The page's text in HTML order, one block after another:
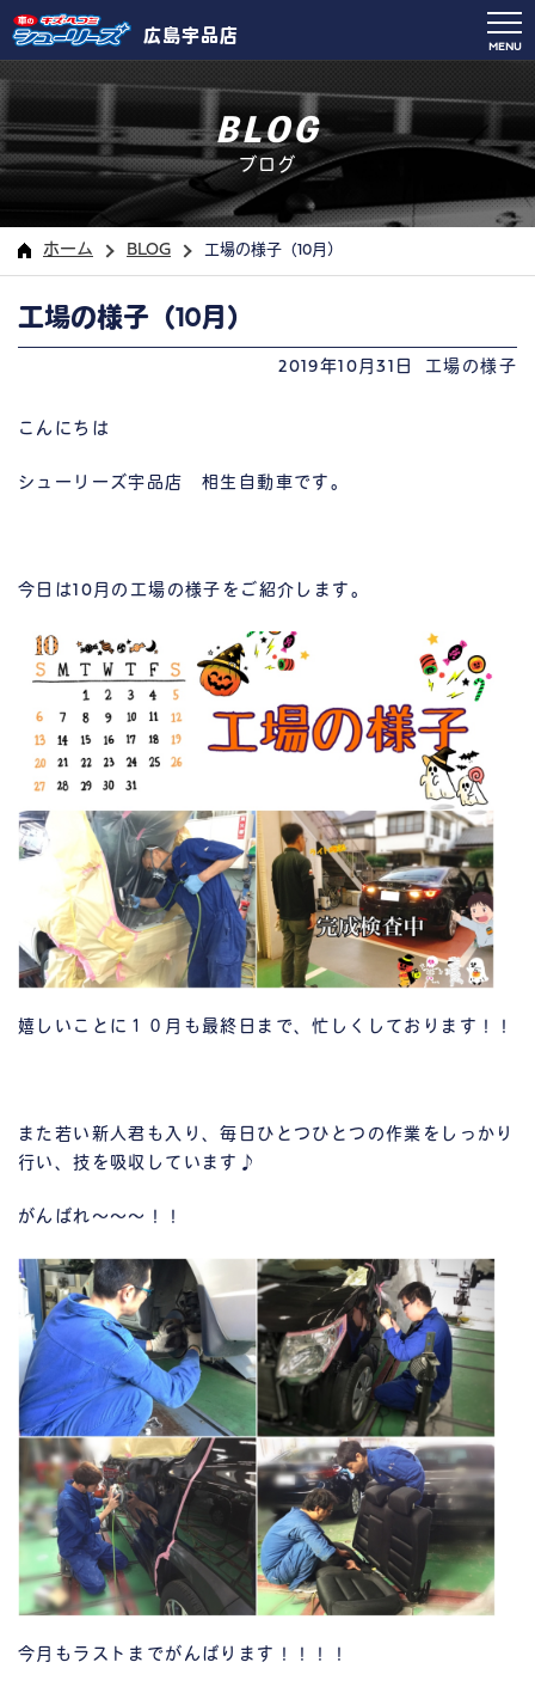
広島宇品店
MENU
BLOG
ブログ
ホーム BLOG 工場の様子（10月）
工場の様子（10月）
2019年10月31日 工場の様子
こんにちは
シューリーズ宇品店 相生自動車です。
今日は10月の工場の様子をご紹介します。
嬉しいことに１０月も最終日まで、忙しくしております！！
また若い新人君も入り、毎日ひとつひとつの作業をしっかり
行い、技を吸収しています♪
がんばれ～～～！！
今月もラストまでがんばります！！！！